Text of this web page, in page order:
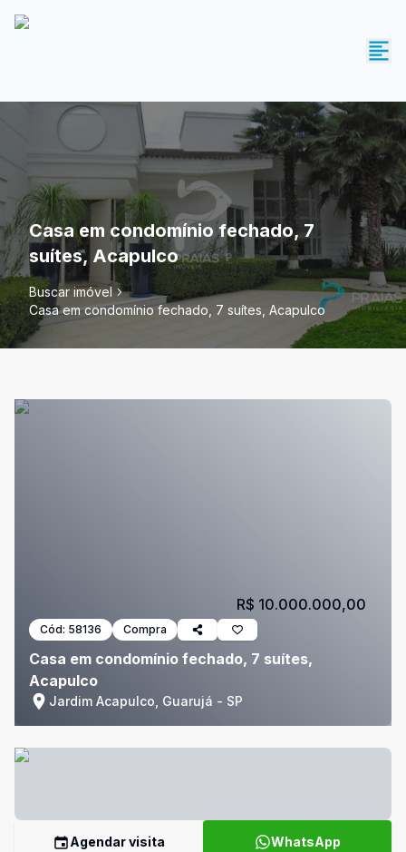
Casa em condomínio fechado, 7
suítes, Acapulco
Buscar imóvel
Casa em condomínio fechado, 7 suítes, Acapulco
Cód: 58136 Compra
Casa em condomínio fechado, 7 suítes,
Acapulco
Jardim Acapulco, Guarujá - SP
R$ 10.000.000,00
Agendar visita WhatsApp